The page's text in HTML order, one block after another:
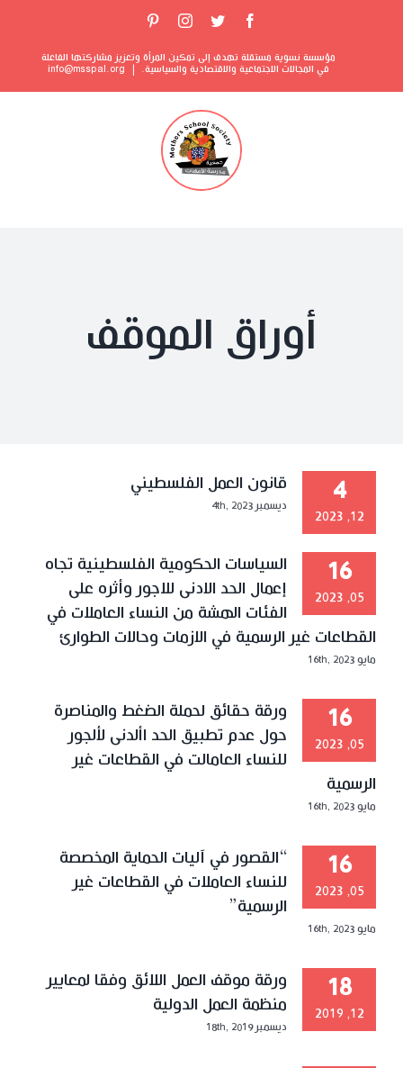
مؤسسة نسوية مستقلة تهدف إلى تمكين المرأة وتعزيز مشاركتها الفاعلة
في المجالات الاجتماعية والاقتصادية والسياسية.
info@msspal.org
أوراق الموقف
4
12, 2023
قانون العمل الفلسطيني
ديسمبر 4th, 2023
16
05, 2023
السياسات الحكومية الفلسطينية تجاه
إعمال الحد الادنى للاجور وأثره على
الفئات الهشة من النساء العاملات في
القطاعات غير الرسمية في الازمات وحالات الطوارئ
مايو 16th, 2023
16
05, 2023
ورقة حقائق لحملة الضغط والمناصرة
حول عدم تطبيق الحد األدنى لألجور
للنساء العامالت في القطاعات غير
الرسمية
مايو 16th, 2023
16
05, 2023
“القصور في آليات الحماية المخصصة
للنساء العاملات في القطاعات غير
الرسمية”
مايو 16th, 2023
18
12, 2019
ورقة موقف العمل اللائق وفقا لمعايير
منظمة العمل الدولية
ديسمبر 18th, 2019